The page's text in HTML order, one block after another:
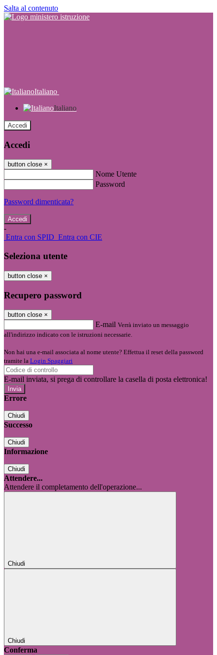
Salta al contenuto
Italiano
Italiano
Accedi
Accedi
button close ×
Nome Utente
Password
Password dimenticata?
-
Entra con SPID Entra con CIE
Seleziona utente
button close ×
Recupero password
button close ×
E-mail Verrà inviato un messaggio
all'indirizzo indicato con le istruzioni necessarie.
Non hai una e-mail associata al nome utente? Effettua il reset della password
tramite la Login Spaggiari
E-mail inviata, si prega di controllare la casella di posta elettronica!
Errore
Chiudi
Successo
Chiudi
Informazione
Chiudi
Attendere...
Attendere il completamento dell'operazione...
Chiudi
Chiudi
Conferma